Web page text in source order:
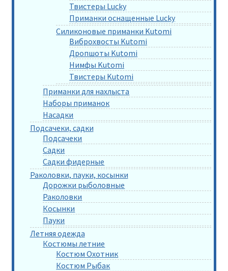
Твистеры Lucky
Приманки оснащенные Lucky
Силиконовые приманки Kutomi
Виброхвосты Kutomi
Дропшоты Kutomi
Нимфы Kutomi
Твистеры Kutomi
Приманки для нахлыста
Наборы приманок
Насадки
Подсачеки, садки
Подсачеки
Садки
Садки фидерные
Раколовки, пауки, косынки
Дорожки рыболовные
Раколовки
Косынки
Пауки
Летняя одежда
Костюмы летние
Костюм Охотник
Костюм Рыбак